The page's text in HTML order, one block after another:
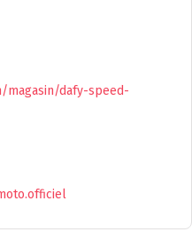
magasin/dafy-speed-